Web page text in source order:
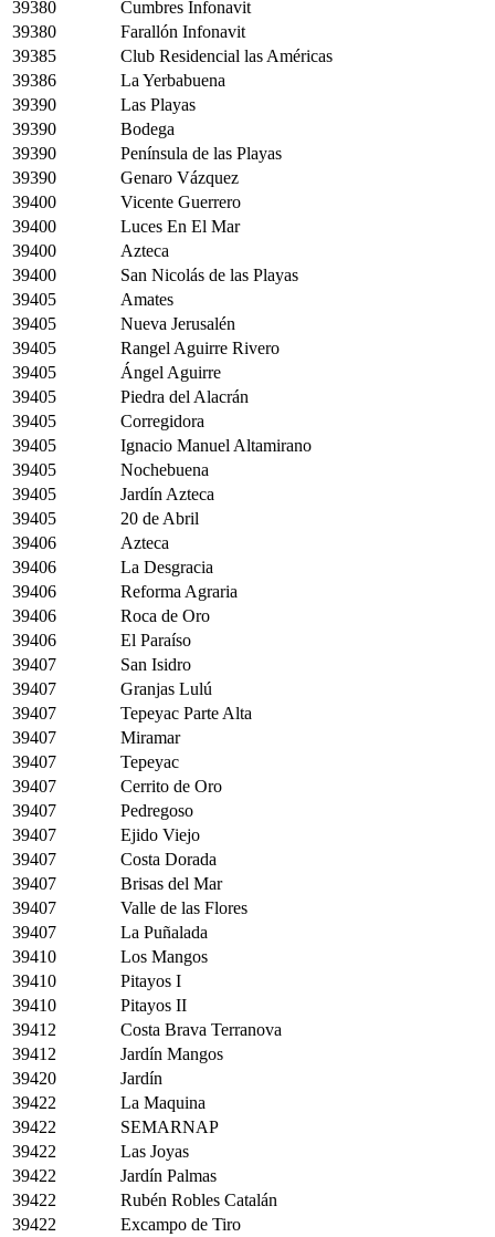
39380
Cumbres Infonavit
39380
Farallón Infonavit
39385
Club Residencial las Américas
39386
La Yerbabuena
39390
Las Playas
39390
Bodega
39390
Península de las Playas
39390
Genaro Vázquez
39400
Vicente Guerrero
39400
Luces En El Mar
39400
Azteca
39400
San Nicolás de las Playas
39405
Amates
39405
Nueva Jerusalén
39405
Rangel Aguirre Rivero
39405
Ángel Aguirre
39405
Piedra del Alacrán
39405
Corregidora
39405
Ignacio Manuel Altamirano
39405
Nochebuena
39405
Jardín Azteca
39405
20 de Abril
39406
Azteca
39406
La Desgracia
39406
Reforma Agraria
39406
Roca de Oro
39406
El Paraíso
39407
San Isidro
39407
Granjas Lulú
39407
Tepeyac Parte Alta
39407
Miramar
39407
Tepeyac
39407
Cerrito de Oro
39407
Pedregoso
39407
Ejido Viejo
39407
Costa Dorada
39407
Brisas del Mar
39407
Valle de las Flores
39407
La Puñalada
39410
Los Mangos
39410
Pitayos I
39410
Pitayos II
39412
Costa Brava Terranova
39412
Jardín Mangos
39420
Jardín
39422
La Maquina
39422
SEMARNAP
39422
Las Joyas
39422
Jardín Palmas
39422
Rubén Robles Catalán
39422
Excampo de Tiro